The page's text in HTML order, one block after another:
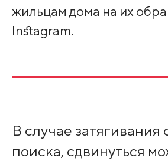
жильцам дома на их
Instagram.
В случае затягивания
поиска, сдвинуться